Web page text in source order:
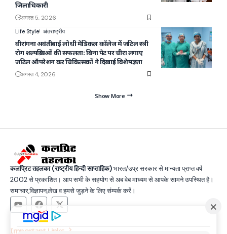
जिलाधिकारी
अगस्त 5, 2026
Life Style अंतराष्ट्रीय
वीरांगना अवंतीबाई लोधी मेडिकल कॉलेज में जटिल स्त्री
रोग शल्यक्रियाओं की सफलता: बिना पेट पर चीरा लगाए
जटिल ऑपरेशन कर चिकित्सकों ने दिखाई विशेषज्ञता
अगस्त 4, 2026
Show More
कलप्रिट तहलका (राष्ट्रीय हिन्दी साप्ताहिक)भारत/उप्र सरकार से मान्यता प्राप्त वर्ष
2002 से प्रकाशित। आप सभी के सहयोग से अब वेब माध्यम से आपके सामने उपस्थित है।
समाचार,विज्ञापन,लेख व हमसे जुड़ने के लिए संम्पर्क करें।
Important Links